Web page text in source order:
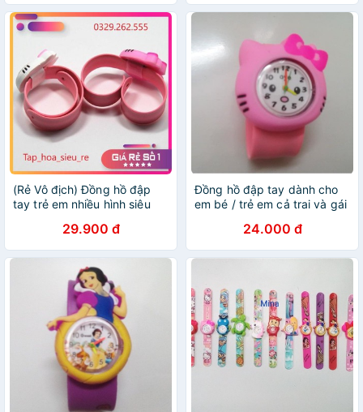
(Rẻ Vô địch) Đồng hồ đập
tay trẻ em nhiều hình siêu
29.900 đ
Đồng hồ đập tay dành cho
em bé / trẻ em cả trai và gái
24.000 đ